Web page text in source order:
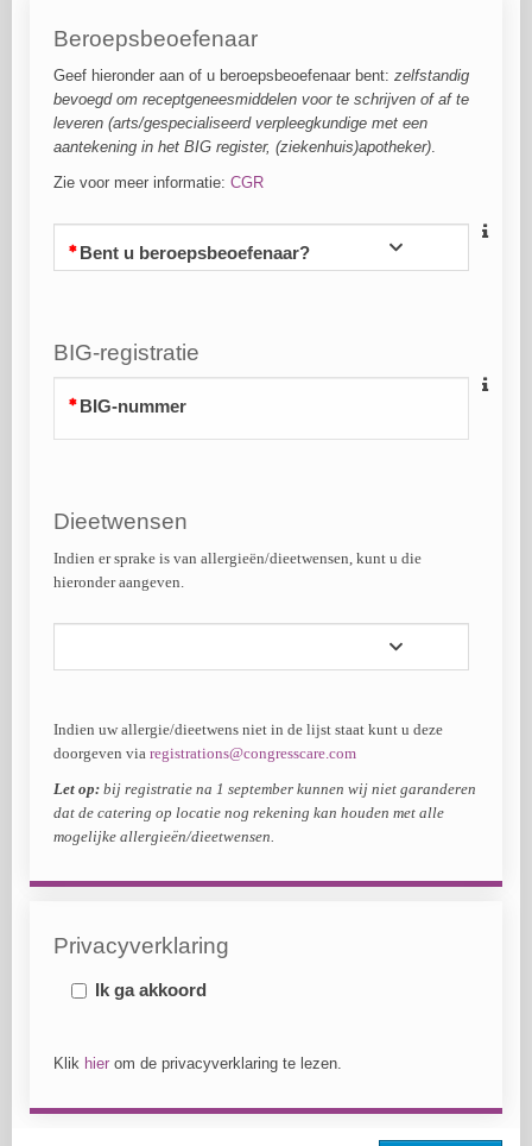
Beroepsbeoefenaar
Geef hieronder aan of u beroepsbeoefenaar bent: zelfstandig
bevoegd om receptgeneesmiddelen voor te schrijven of af te
leveren (arts/gespecialiseerd verpleegkundige met een
aantekening in het BIG register, (ziekenhuis)apotheker).
Zie voor meer informatie: CGR
Bent u beroepsbeoefenaar?
BIG-registratie
BIG-nummer
Dieetwensen
Indien er sprake is van allergieën/dieetwensen, kunt u die
hieronder aangeven.
Indien uw allergie/dieetwens niet in de lijst staat kunt u deze
doorgeven via registrations@congresscare.com
Let op:bij registratie na 1 september kunnen wij niet garanderen
dat de catering op locatie nog rekening kan houden met alle
mogelijke allergieën/dieetwensen.
Privacyverklaring
Ik ga akkoord
Klik hierom de privacyverklaring te lezen.